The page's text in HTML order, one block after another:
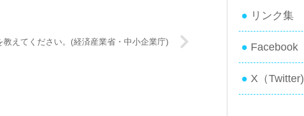
えてください。(経済産業省・中小企業庁)
リンク集
Facebook
X（Twitter)